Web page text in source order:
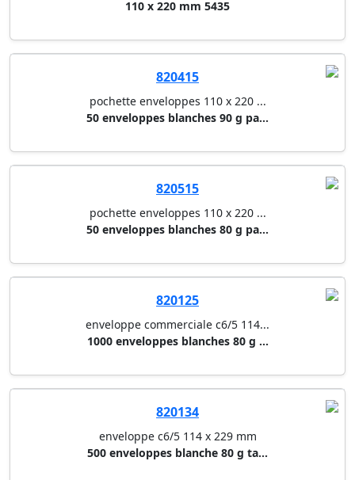
110 x 220 mm 5435
820415
pochette enveloppes 110 x 220 ...
50 enveloppes blanches 90 g pa...
820515
pochette enveloppes 110 x 220 ...
50 enveloppes blanches 80 g pa...
820125
enveloppe commerciale c6/5 114...
1000 enveloppes blanches 80 g ...
820134
enveloppe c6/5 114 x 229 mm
500 enveloppes blanche 80 g ta...